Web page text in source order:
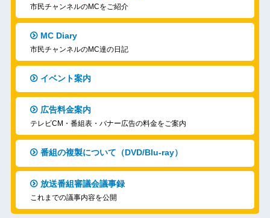
市民チャンネルのMCをご紹介
MC Diary
市民チャンネルのMC達の日記
イベント案内
広告料金案内
テレビCM・番組表・バナー広告の料金をご案内
番組の複製について（DVD/Blu-ray）
放送番組審議会議事録
これまでの議事内容を公開